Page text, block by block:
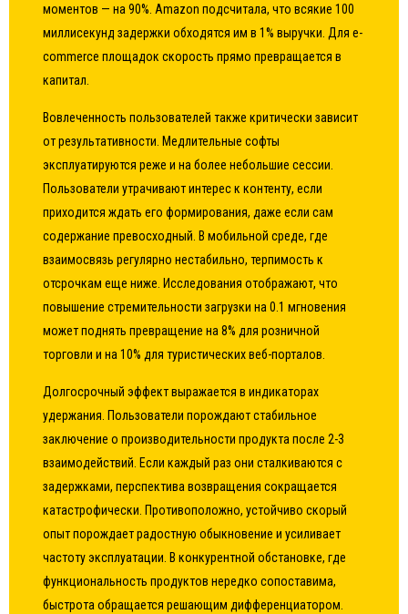
моментов — на 90%. Amazon подсчитала, что всякие 100
миллисекунд задержки обходятся им в 1% выручки. Для e-
commerce площадок скорость прямо превращается в
капитал.
Вовлеченность пользователей также критически зависит
от результативности. Медлительные софты
эксплуатируются реже и на более небольшие сессии.
Пользователи утрачивают интерес к контенту, если
приходится ждать его формирования, даже если сам
содержание превосходный. В мобильной среде, где
взаимосвязь регулярно нестабильно, терпимость к
отсрочкам еще ниже. Исследования отображают, что
повышение стремительности загрузки на 0.1 мгновения
может поднять превращение на 8% для розничной
торговли и на 10% для туристических веб-порталов.
Долгосрочный эффект выражается в индикаторах
удержания. Пользователи порождают стабильное
заключение о производительности продукта после 2-3
взаимодействий. Если каждый раз они сталкиваются с
задержками, перспектива возвращения сокращается
катастрофически. Противоположно, устойчиво скорый
опыт порождает радостную обыкновение и усиливает
частоту эксплуатации. В конкурентной обстановке, где
функциональность продуктов нередко сопоставима,
быстрота обращается решающим дифференциатором.